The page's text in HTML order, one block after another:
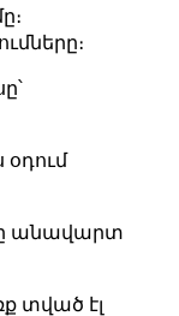
օդում
անավարտ
տված էլ